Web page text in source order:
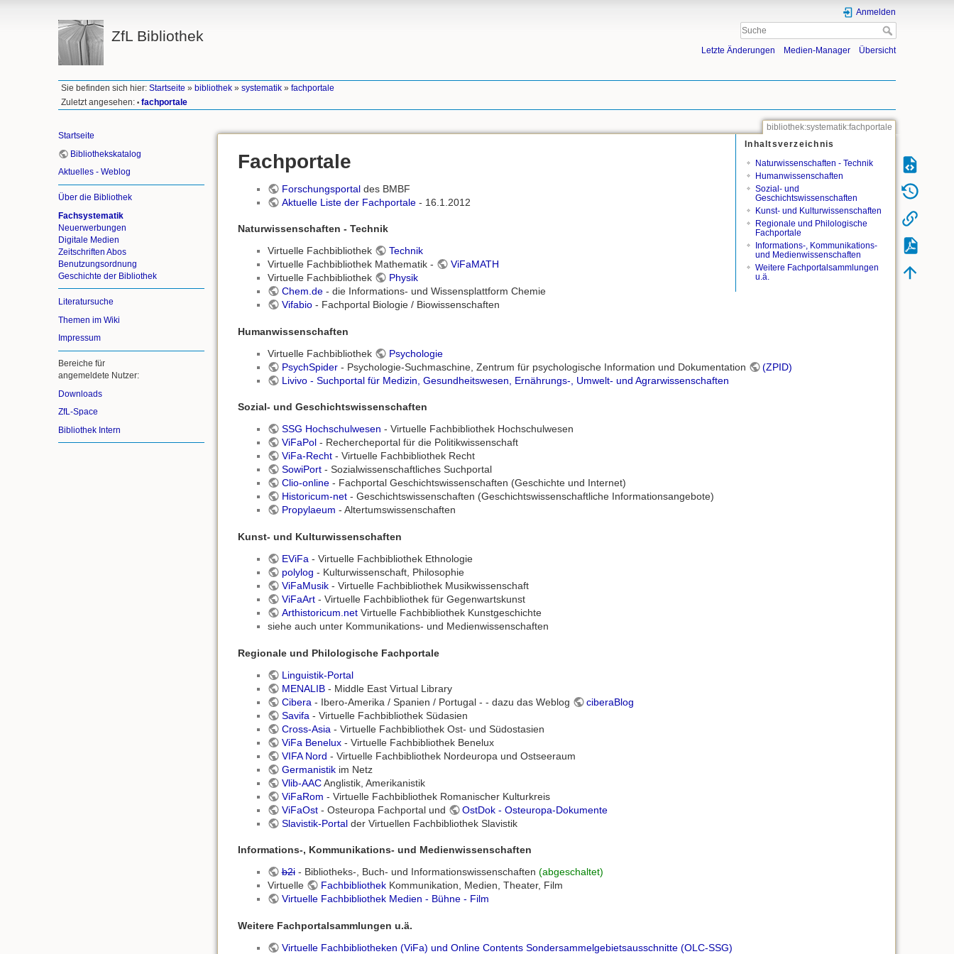
ZfL Bibliothek
Anmelden
Letzte Änderungen Medien-Manager Übersicht
Sie befinden sich hier:Startseite » bibliothek »systematik »fachportale
Zuletzt angesehen: • fachportale
Startseite
Bibliothekskatalog
Aktuelles - Weblog
Über die Bibliothek
Fachsystematik
Neuerwerbungen
Digitale Medien
Zeitschriften Abos
Benutzungsordnung
Geschichte der Bibliothek
Literatursuche
Themen im Wiki
Impressum
Bereiche für
angemeldete Nutzer:
Downloads
ZfL-Space
Bibliothek Intern
bibliothek:systematik:fachportale
Inhaltsverzeichnis
Naturwissenschaften - Technik
Humanwissenschaften
Sozial- und
Geschichtswissenschaften
Kunst- und Kulturwissenschaften
Regionale und Philologische
Fachportale
Informations-, Kommunikations-
und Medienwissenschaften
Weitere Fachportalsammlungen
u.ä.
Fachportale
Forschungsportaldes BMBF
Aktuelle Liste der Fachportale- 16.1.2012
Naturwissenschaften - Technik
Virtuelle Fachbibliothek
Technik
Virtuelle Fachbibliothek Mathematik -
ViFaMATH
Virtuelle Fachbibliothek
Physik
Chem.de- die Informations- und Wissensplattform Chemie
Vifabio- Fachportal Biologie / Biowissenschaften
Humanwissenschaften
Virtuelle Fachbibliothek
Psychologie
PsychSpider- Psychologie-Suchmaschine, Zentrum für psychologische Information und Dokumentation
(ZPID)
Livivo - Suchportal für Medizin, Gesundheitswesen, Ernährungs-, Umwelt- und Agrarwissenschaften
Sozial- und Geschichtswissenschaften
SSG Hochschulwesen - Virtuelle Fachbibliothek Hochschulwesen
ViFaPol- Rechercheportal für die Politikwissenschaft
ViFa-Recht- Virtuelle Fachbibliothek Recht
SowiPort- Sozialwissenschaftliches Suchportal
Clio-online- Fachportal Geschichtswissenschaften (Geschichte und Internet)
Historicum-net- Geschichtswissenschaften (Geschichtswissenschaftliche Informationsangebote)
Propylaeum - Altertumswissenschaften
Kunst- und Kulturwissenschaften
EViFa - Virtuelle Fachbibliothek Ethnologie
polylog - Kulturwissenschaft, Philosophie
ViFaMusik- Virtuelle Fachbibliothek Musikwissenschaft
ViFaArt- Virtuelle Fachbibliothek für Gegenwartskunst
Arthistoricum.netVirtuelle Fachbibliothek Kunstgeschichte
siehe auch unter Kommunikations- und Medienwissenschaften
Regionale und Philologische Fachportale
Linguistik-Portal
MENALIB- Middle East Virtual Library
Cibera - Ibero-Amerika / Spanien / Portugal - - dazu das Weblog
ciberaBlog
Savifa - Virtuelle Fachbibliothek Südasien
Cross-Asia - Virtuelle Fachbibliothek Ost- und Südostasien
ViFa Benelux- Virtuelle Fachbibliothek Benelux
VIFA Nord - Virtuelle Fachbibliothek Nordeuropa und Ostseeraum
Germanistikim Netz
Vlib-AACAnglistik, Amerikanistik
ViFaRom - Virtuelle Fachbibliothek Romanischer Kulturkreis
ViFaOst- Osteuropa Fachportal und
OstDok - Osteuropa-Dokumente
Slavistik-Portalder Virtuellen Fachbibliothek Slavistik
Informations-, Kommunikations- und Medienwissenschaften
b2i- Bibliotheks-, Buch- und Informationswissenschaften (abgeschaltet)
Virtuelle
FachbibliothekKommunikation, Medien, Theater, Film
Virtuelle Fachbibliothek Medien - Bühne - Film
Weitere Fachportalsammlungen u.ä.
Virtuelle Fachbibliotheken (ViFa) und Online Contents Sondersammelgebietsausschnitte (OLC-SSG)